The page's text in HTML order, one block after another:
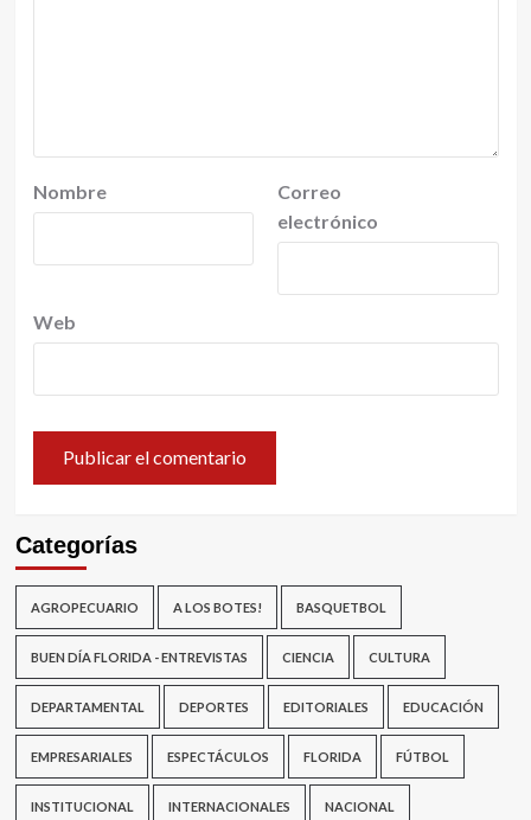
Nombre
Correo
electrónico
Web
Categorías
AGROPECUARIO A LOS BOTES! BASQUETBOL
BUEN DÍA FLORIDA - ENTREVISTAS CIENCIA CULTURA
DEPARTAMENTAL DEPORTES EDITORIALES EDUCACIÓN
EMPRESARIALES ESPECTÁCULOS FLORIDA FÚTBOL
INSTITUCIONAL INTERNACIONALES NACIONAL